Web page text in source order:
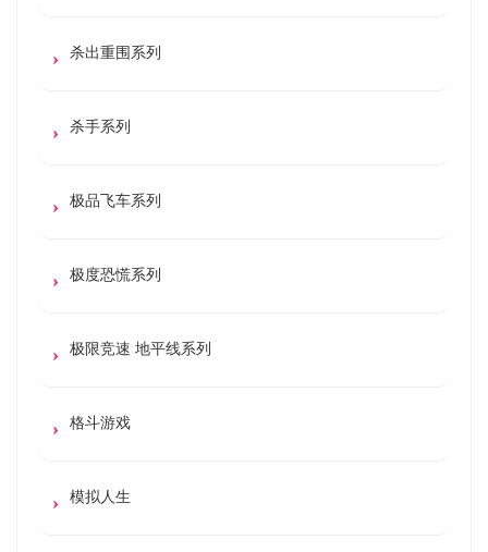
杀出重围系列
杀手系列
极品飞车系列
极度恐慌系列
极限竞速 地平线系列
格斗游戏
模拟人生